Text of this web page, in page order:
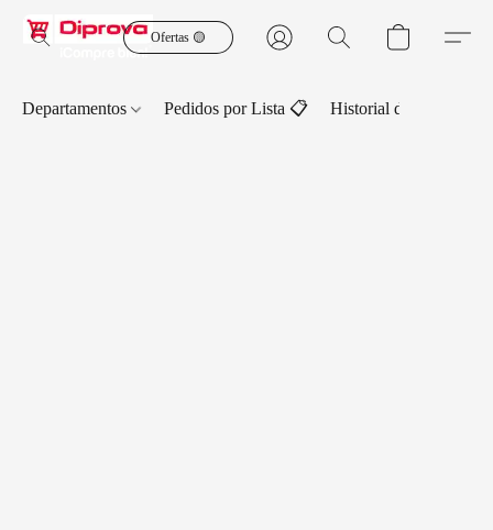
Ofertas 🟡
Departamentos Pedidos por Lista 📋 Historial de Pedidos